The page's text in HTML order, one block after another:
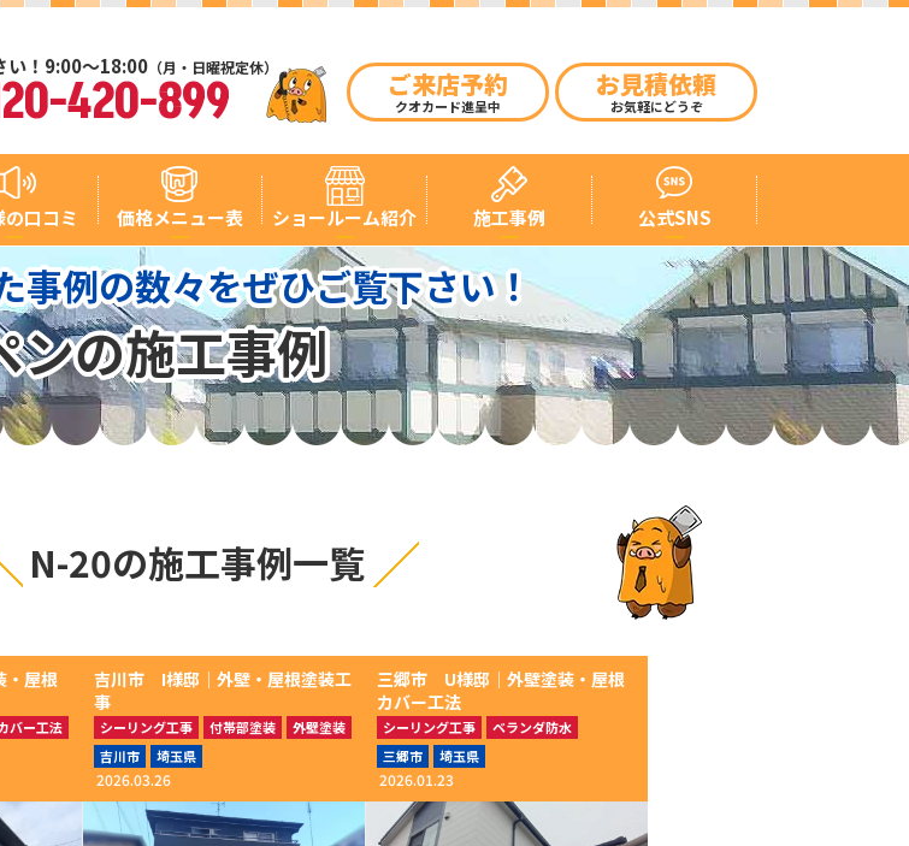
い！9:00～18:00 （月・日曜祝定休）
420-899 ご来店予約
クオカード進呈中
お見積依頼
お気軽にどうぞ
の口コミ 価格メニュー表 ショールーム紹介 施工事例 公式SNS
事例の数々をぜひご覧下さい！
ンの施工事例
N-20の施工事例一覧
屋根
バー工法
吉川市 I様邸│外壁・屋根塗装工
事
2026.03.26
シーリング工事 付帯部塗装
外壁塗装
外装修理
屋根塗装
吉川市 埼玉県
三郷市 U様邸│外壁塗装・屋根
カバー工法
2026.01.23
シーリング工事
ベランダ防水
付帯部塗装
外壁塗装
三郷市 埼玉県